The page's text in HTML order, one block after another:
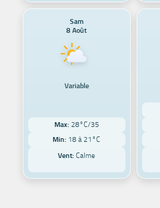
Sam
8 Août
Variable
Max: 28°C/35
Min: 18 à 21°C
Vent: Calme